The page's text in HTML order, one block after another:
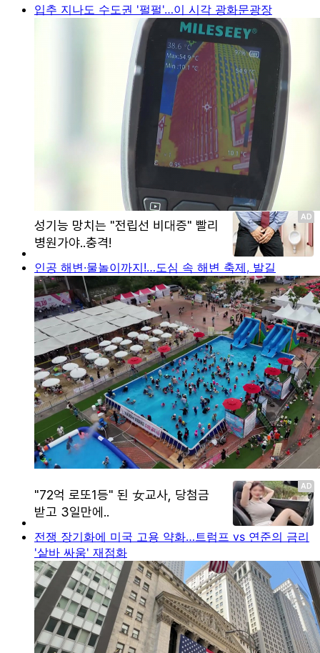
입추 지나도 수도권 '펄펄'…이 시각 광화문광장
인공 해변·물놀이까지!…도심 속 해변 축제, 발길
전쟁 장기화에 미국 고용 약화…트럼프 vs 연준의 금리
'샅바 싸움' 재점화